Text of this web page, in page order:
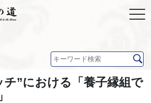
チ”における「養子縁組で